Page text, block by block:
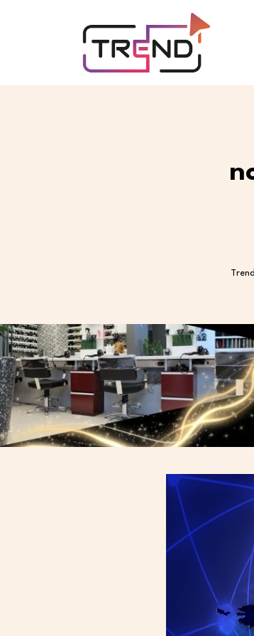
Trend